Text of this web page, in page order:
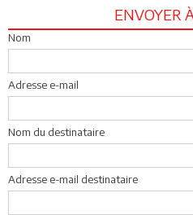
ENVOYER
Nom
Adresse e-mail
Nom du destinataire
Adresse e-mail destinataire